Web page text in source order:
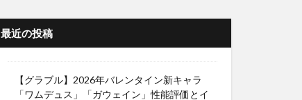
最近の投稿
【グラブル】2026年バレンタイン新キャラ
「ワムデュス」「ガウェイン」性能評価とイ